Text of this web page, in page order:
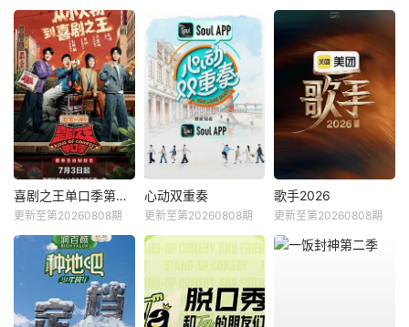
喜剧之王单口季第三季
更新至第20260808期
心动双重奏
更新至第20260808期
歌手2026
更新至第20260808期